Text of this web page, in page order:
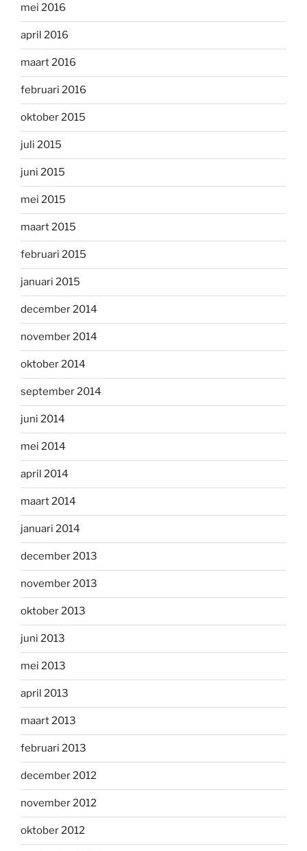
mei 2016
april 2016
maart 2016
februari 2016
oktober 2015
juli 2015
juni 2015
mei 2015
maart 2015
februari 2015
januari 2015
december 2014
november 2014
oktober 2014
september 2014
juni 2014
mei 2014
april 2014
maart 2014
januari 2014
december 2013
november 2013
oktober 2013
juni 2013
mei 2013
april 2013
maart 2013
februari 2013
december 2012
november 2012
oktober 2012